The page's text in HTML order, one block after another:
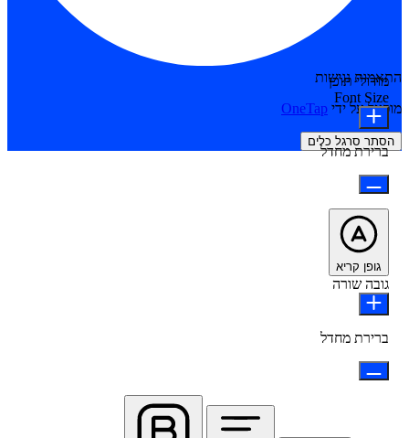
התאמות נגישות
מופעל על ידי OneTap
הסתר סרגל כלים
מודולי תוכן
Font Size
ברירת מחדל
גופן קריא
גובה שורה
ברירת מחדל